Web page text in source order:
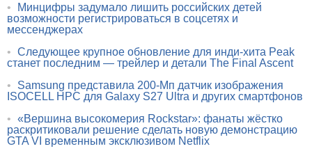
•
Минцифры задумало лишить российских детей
возможности регистрироваться в соцсетях и
мессенджерах
• Следующее крупное обновление для инди-хита Peak
станет последним — трейлер и детали The Final Ascent
•
Samsung представила 200-Мп датчик изображения
ISOCELL HPC для Galaxy S27 Ultra и других смартфонов
• «Вершина высокомерия Rockstar»: фанаты жёстко
раскритиковали решение сделать новую демонстрацию
GTA VI временным эксклюзивом Netflix